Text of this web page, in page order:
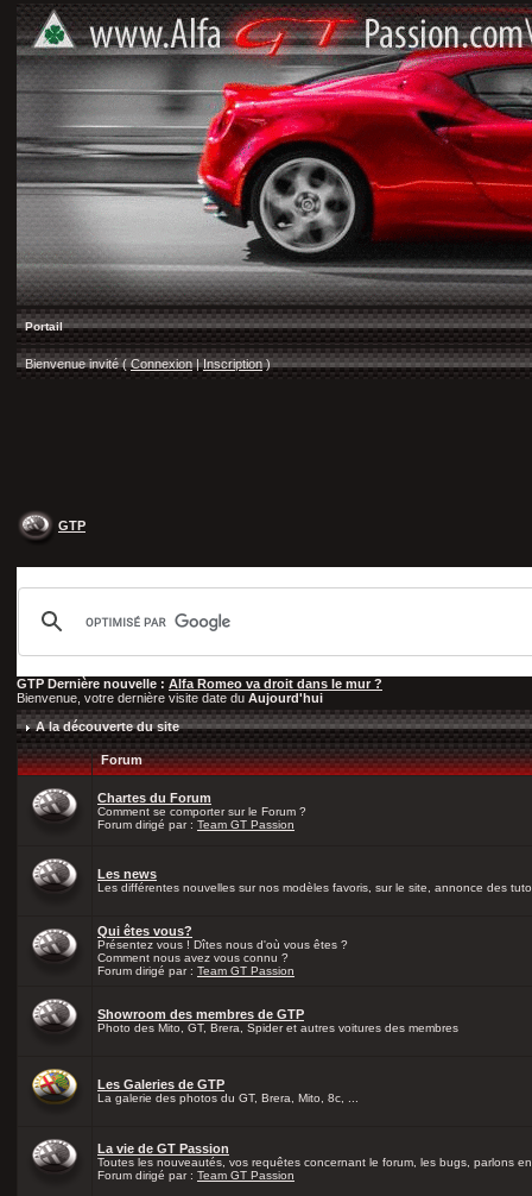
Portail
Bienvenue invité ( Connexion |Inscription)
GTP
GTP Dernière nouvelle : Alfa Romeo va droit dans le mur ?
Bienvenue, votre dernière visite date du Aujourd'hui
A la découverte du site
Forum
Chartes du Forum
Comment se comporter sur le Forum ?
Forum dirigé par : Team GT Passion
Les news
Les différentes nouvelles sur nos modèles favoris, sur le site, annonce des
Qui êtes vous?
Présentez vous ! Dîtes nous d'où vous êtes ?
Comment nous avez vous connu ?
Forum dirigé par : Team GT Passion
Showroom des membres de GTP
Photo des Mito, GT, Brera, Spider et autres voitures des membres
Les Galeries de GTP
La galerie des photos du GT, Brera, Mito, 8c, ...
La vie de GT Passion
Toutes les nouveautés, vos requêtes concernant le forum, les bugs, parlons
Forum dirigé par : Team GT Passion